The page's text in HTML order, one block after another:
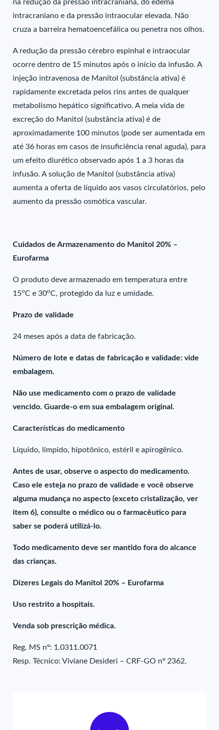
na redução da pressão intracraniana, do edema
intracraniano e da pressão intraocular elevada. Não
cruza a barreira hematoencefálica ou penetra nos olhos.
A redução da pressão cérebro espinhal e intraocular
ocorre dentro de 15 minutos após o início da infusão. A
injeção intravenosa de Manitol (substância ativa) é
rapidamente excretada pelos rins antes de qualquer
metabolismo hepático significativo. A meia vida de
excreção do Manitol (substância ativa) é de
aproximadamente 100 minutos (pode ser aumentada em
até 36 horas em casos de insuficiência renal aguda), para
um efeito diurético observado após 1 a 3 horas da
infusão. A solução de Manitol (substância ativa)
aumenta a oferta de líquido aos vasos circulatórios, pelo
aumento da pressão osmótica vascular.
Cuidados de Armazenamento do Manitol 20% –
Eurofarma
O produto deve armazenado em temperatura entre
15oC e 30oC, protegido da luz e umidade.
Prazo de validade
24 meses após a data de fabricação.
Número de lote e datas de fabricação e validade: vide
embalagem.
Não use medicamento com o prazo de validade
vencido. Guarde-o em sua embalagem original.
Características do medicamento
Líquido, límpido, hipotônico, estéril e apirogênico.
Antes de usar, observe o aspecto do medicamento.
Caso ele esteja no prazo de validade e você observe
alguma mudança no aspecto (exceto cristalização, ver
item 6), consulte o médico ou o farmacêutico para
saber se poderá utilizá-lo.
Todo medicamento deve ser mantido fora do alcance
das crianças.
Dizeres Legais do Manitol 20% – Eurofarma
Uso restrito a hospitais.
Venda sob prescrição médica.
Reg. MS nº: 1.0311.0071
Resp. Técnico: Viviane Desideri – CRF-GO nº 2362.